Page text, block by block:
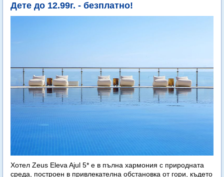
Дете до 12.99г. - безплатно!
Хотел Zeus Eleva Ajul 5* е в пълна хармония с природната
среда, построен в привлекателна обстановка от гори, където